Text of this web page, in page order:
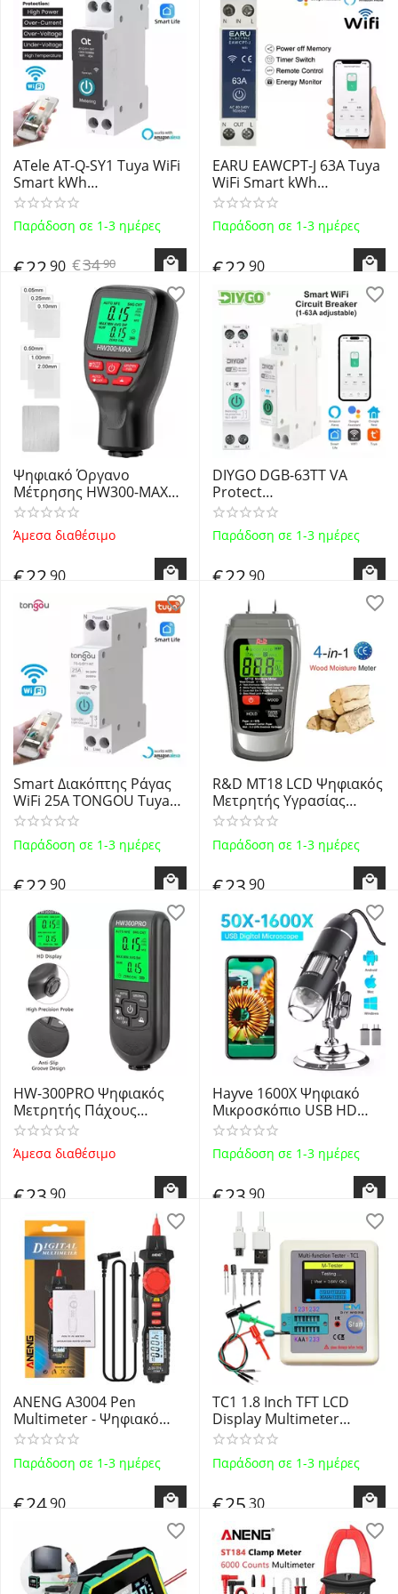
ATele AT-Q-SY1 Tuya WiFi
Smart kWh
Κιλοβατοωρόμετρο
Ράγας Μετρητής
Κατανάλωσης Ισχύος
Τάσης Ρεύματος Έξυπνος
Προγραμματιζομενος
Διακόπτης 63A Smart
Circuit B...
Παράδοση σε 1-3 ημέρες
€3490
€2290
EARU EAWCPT-J 63A Tuya
WiFi Smart kWh
Κιλοβατοωρόμετρο
Ράγας Μετρητής
Κατανάλωσης Ισχύος
Τάσης Ρεύματος Έξυπνος
Προγραμματιζομενος
Circu...
Παράδοση σε 1-3 ημέρες
€2290
Ψηφιακό Όργανο
Μέτρησης HW300-MAX
Digital Car Paint
Thickness Meter Gauge
Black
Άμεσα διαθέσιμο
€2290
DIYGO DGB-63TT VA
Protect
Κιλοβατοωρόμετρο
Ράγας Ρυθμιζόμενο από
1 έως 63A Tuya WiFi
Μετρητής Κατανάλωσης
Ισχύος Τάσης Ρεύματος
Παράδοση σε 1-3 ημέρες
€2290
Smart Διακόπτης Ράγας
WiFi 25A TONGOU Tuya
Έξυπνος
Προγραμματιζομενος
Smart Circuit Breaker
Wireless Remote Control
Switch TO-Q-SY1-WT-25A
Παράδοση σε 1-3 ημέρες
€2290
R&D MT18 LCD Ψηφιακός
Μετρητής Υγρασίας
Ακίδας 4 σε 1 - Digital
Wood Moisture LCD
Meter 4 in 1
Παράδοση σε 1-3 ημέρες
€2390
HW-300PRO Ψηφιακός
Μετρητής Πάχους
Χρώματος Αυτοκινήτου
Fe and NFe 0.1micron/0-
2000um - Digital Car Paint
Thickness Meter Gauge -
Black
Άμεσα διαθέσιμο
€2390
Hayve 1600X Ψηφιακό
Μικροσκόπιο USB HD
1080P 8 LED's Digital
Microscope X4D Black
Παράδοση σε 1-3 ημέρες
€2390
ANENG A3004 Pen
Multimeter - Ψηφιακό
Πολύμετρο τύπου στυλό,
μέτρηση τάσης AC/DC,
Ρεύματος, Αντίστασης,
Συχνότητας & Διόδων
Παράδοση σε 1-3 ημέρες
€2490
TC1 1.8 Inch TFT LCD
Display Multimeter
Transistor Tester -
Ψηφιακός Μετρητής
Δοκιμής Τρανζίστορ κλπ
Παράδοση σε 1-3 ημέρες
€2530